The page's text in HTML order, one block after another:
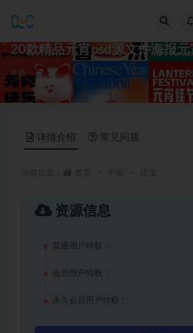
平面 15
详情介绍 常见问题
资源信息
普通用户特权：
会员用户特权：
永久会员用户特权：